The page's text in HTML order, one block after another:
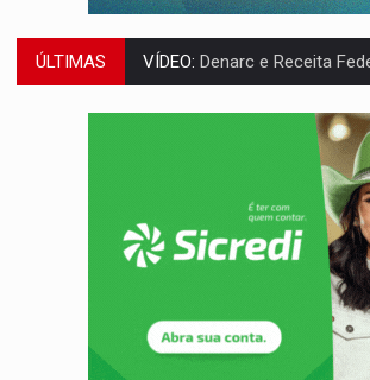
ÚLTIMAS
VÍDEO:Denarc e Receita Federal
OPERAÇÃO DA PC:Membros do CV
ENTRADA GRATUITA:Espetáculo
Três são presos após
CELEBRAÇÃO:Cerejeiras completa
SAÚDE:Anvisa desmente boato
Pitbulls fogem de
AÇÃO CONJUNTA: Forças